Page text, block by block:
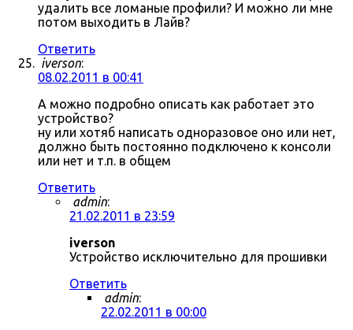
удалить все ломаные профили? И можно ли мне
потом выходить в Лайв?
Ответить
iverson:
08.02.2011 в 00:41
А можно подробно описать как работает это
устройство?
ну или хотяб написать одноразовое оно или нет,
должно быть постоянно подключено к консоли
или нет и т.п. в общем
Ответить
admin:
21.02.2011 в 23:59
iverson
Устройство исключительно для прошивки
Ответить
admin:
22.02.2011 в 00:00